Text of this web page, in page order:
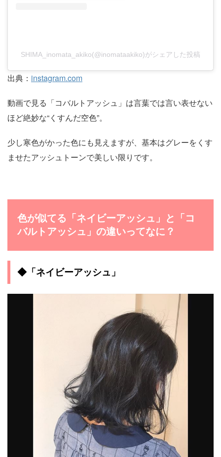
SHIMA_inomata_akiko(@inomataakiko)がシェアした投稿
出典： instagram.com
動画で見る「コバルトアッシュ」は言葉では言い表せない
ほど絶妙な“くすんだ空色”。
少し寒色がかった色にも見えますが、基本はグレーをくす
ませたアッシュトーンで美しい限りです。
色が似てる「ネイビーアッシュ」と「コ
バルトアッシュ」の違いってなに？
◆「ネイビーアッシュ」